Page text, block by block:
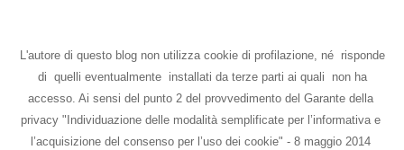
L'autore di questo blog non utilizza cookie di profilazione, né risponde
di quelli eventualmente installati da terze parti ai quali non ha
accesso. Ai sensi del punto 2 del provvedimento del Garante della
privacy "Individuazione delle modalità semplificate per l’informativa e
l’acquisizione del consenso per l’uso dei cookie" - 8 maggio 2014